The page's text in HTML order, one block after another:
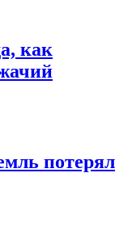
как
потерял